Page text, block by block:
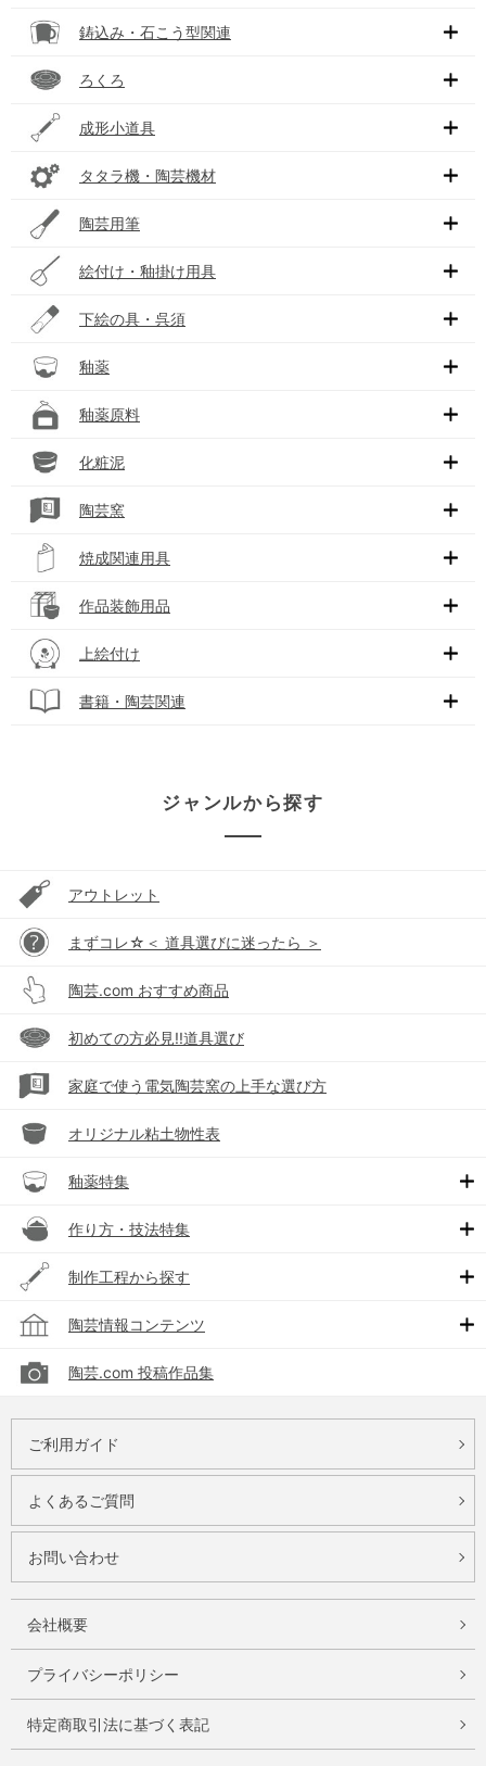
鋳込み・石こう型関連
ろくろ
成形小道具
タタラ機・陶芸機材
陶芸用筆
絵付け・釉掛け用具
下絵の具・呉須
釉薬
釉薬原料
化粧泥
陶芸窯
焼成関連用具
作品装飾用品
上絵付け
書籍・陶芸関連
ジャンルから探す
アウトレット
まずコレ☆＜ 道具選びに迷ったら ＞
陶芸.com おすすめ商品
初めての方必見!!道具選び
家庭で使う電気陶芸窯の上手な選び方
オリジナル粘土物性表
釉薬特集
作り方・技法特集
制作工程から探す
陶芸情報コンテンツ
陶芸.com 投稿作品集
ご利用ガイド
よくあるご質問
お問い合わせ
会社概要
プライバシーポリシー
特定商取引法に基づく表記